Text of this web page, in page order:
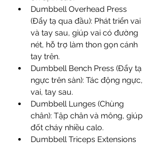
Dumbbell Overhead Press
(Đẩy tạ qua đầu): Phát triển vai
và tay sau, giúp vai có đường
nét, hỗ trợ làm thon gọn cánh
tay trên.
Dumbbell Bench Press (Đẩy tạ
ngực trên sàn): Tác động ngực,
vai, tay sau.
Dumbbell Lunges (Chùng
chân): Tập chân và mông, giúp
đốt cháy nhiều calo.
Dumbbell Triceps Extensions